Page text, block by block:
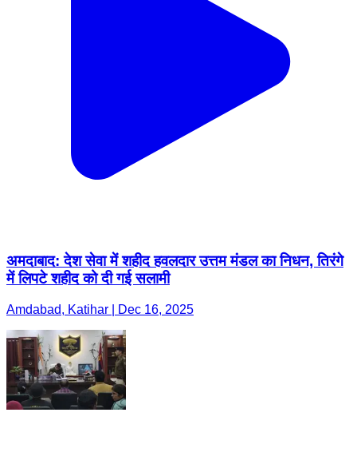
अमदाबाद: देश सेवा में शहीद हवलदार उत्तम मंडल का निधन, तिरंगे
में लिपटे शहीद को दी गई सलामी
Amdabad, Katihar | Dec 16, 2025